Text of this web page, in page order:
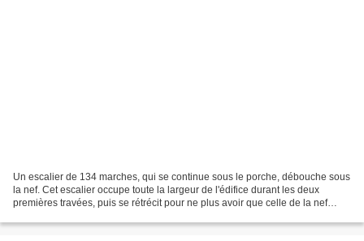
Un escalier de 134 marches, qui se continue sous le porche, débouche sous
la nef. Cet escalier occupe toute la largeur de l'édifice durant les deux
premières travées, puis se rétrécit pour ne plus avoir que celle de la nef